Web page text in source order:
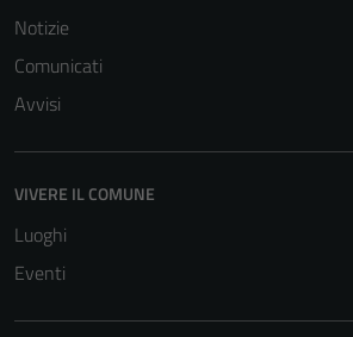
Notizie
Comunicati
Avvisi
VIVERE IL COMUNE
Luoghi
Eventi